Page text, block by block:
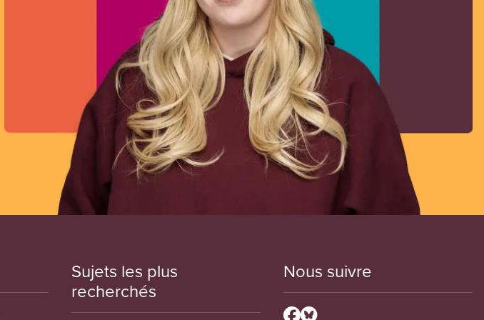
Sujets les plus
recherchés
Nous suivre